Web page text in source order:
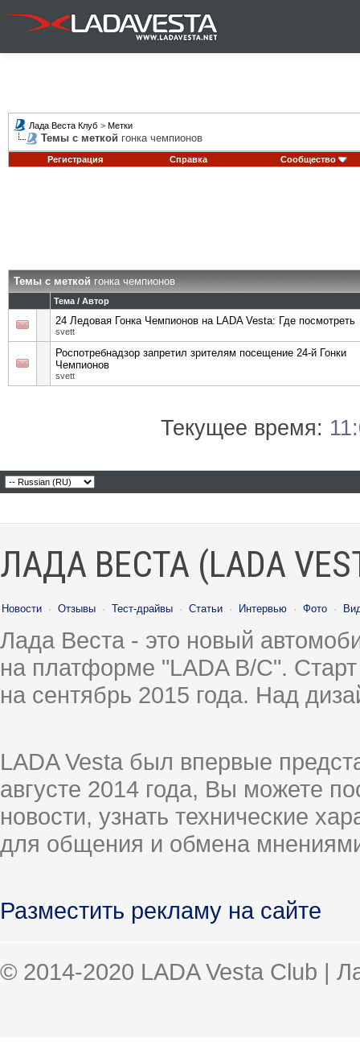
Лада Веста Клуб > Метки
Темы с меткой гонка чемпионов
Регистрация Справка Сообщество
Темы с меткойгонка чемпионов
Тема / Автор
24 Ледовая Гонка Чемпионов на LADA Vesta: Где посмотреть
svett
Роспотребнадзор запретил зрителям посещение 24-й Гонки
Чемпионов
svett
Текущее время:
ЛАДА ВЕСТА (LADA
Новости · Отзывы · Тест-драйвы · Статьи · Интервью · Фото ·
Лада Веста - это новый
на платформе "LADA B/C".
на сентябрь 2015 года. Над
LADA Vesta был впервые
августе 2014 года, Вы можете
новости, узнать технические
для общения и обмена
Разместить рекламу на сайте
© 2014-2020 LADA Vesta Club |